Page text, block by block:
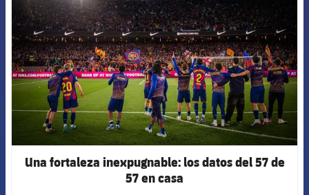
Una fortaleza inexpugnable: los datos del 57 de
57 en casa